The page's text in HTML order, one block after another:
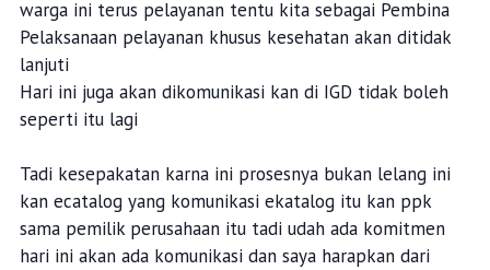
warga ini terus pelayanan tentu kita sebagai Pembina
Pelaksanaan pelayanan khusus kesehatan akan ditidak
lanjuti
Hari ini juga akan dikomunikasi kan di IGD tidak boleh
seperti itu lagi
Tadi kesepakatan karna ini prosesnya bukan lelang ini
kan ecatalog yang komunikasi ekatalog itu kan ppk
sama pemilik perusahaan itu tadi udah ada komitmen
hari ini akan ada komunikasi dan saya harapkan dari